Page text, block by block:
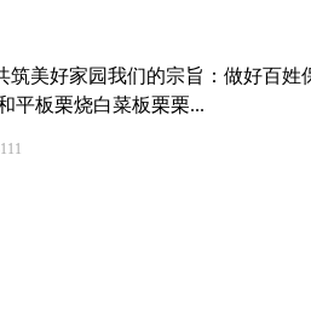
筑美好家园我们的宗旨：做好百姓
平板栗烧白菜板栗栗...